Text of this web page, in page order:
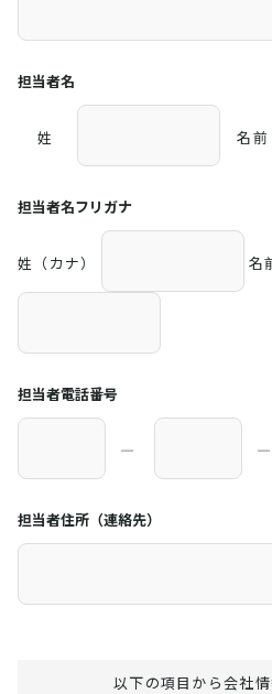
担当者名
姓 名前
担当者名フリガナ
姓（カナ） 名
担当者電話番号
― ―
担当者住所（連絡先）
以下の項目から会社情